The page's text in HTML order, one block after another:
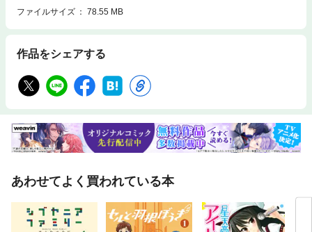
ファイルサイズ
78.55 MB
作品をシェアする
あわせてよく買われている本